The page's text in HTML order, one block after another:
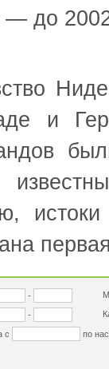
— до 2002
и
-
-
с по